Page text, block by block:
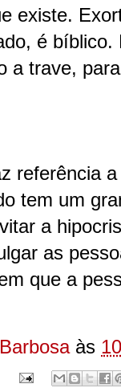
existe.
é
a trave,
referência
tem um
a
as
que a
às